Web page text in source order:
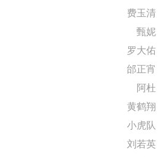
费玉清
甄妮
罗大佑
邰正宵
阿杜
黄鹤翔
小虎队
刘若英